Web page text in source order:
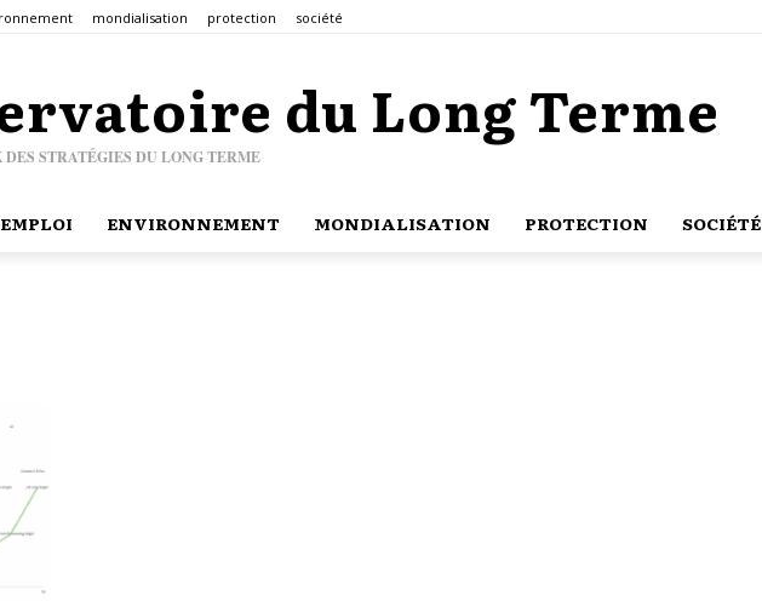
mondialisation protection société
du Long Terme
STRATÉGIES DU LONG TERME
EMPLOI ENVIRONNEMENT MONDIALISATION PROTECTION SOCIÉTÉ